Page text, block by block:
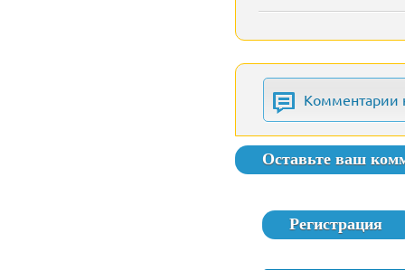
Комментарии
Оставьте ваш
Регистрация